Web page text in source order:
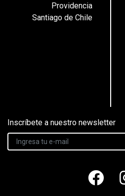
Providencia
Santiago de Chile
Inscríbete a nuestro newsletter